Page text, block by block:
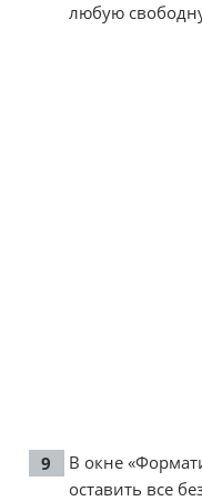
любую
В окне
оставить все